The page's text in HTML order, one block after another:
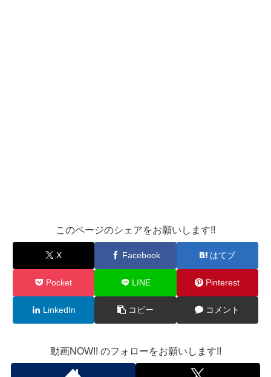
このページのシェアをお願いします!!
X Facebook はてブ
Pocket LINE Pinterest
LinkedIn コピー コメント
動画NOW!! のフォローをお願いします!!